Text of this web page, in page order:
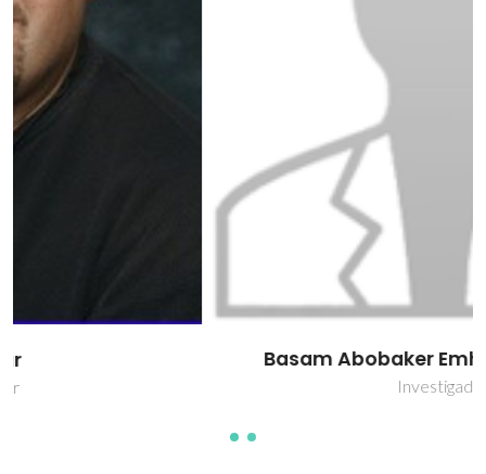
Basam Abobaker Emhmed Ben-Arfa